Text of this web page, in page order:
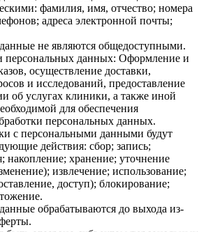
фамилия, имя, отчество; номера
адреса электронной почты;
не являются общедоступными.
персональных данных: Оформление и
осуществление доставки,
и исследований, предоставление
об услугах клиники, а также иной
для обеспечения
персональных данных.
с персональными данными будут
действия: сбор; запись;
накопление; хранение; уточнение
извлечение; использование;
доступ); блокирование;
обрабатываются до выхода из-